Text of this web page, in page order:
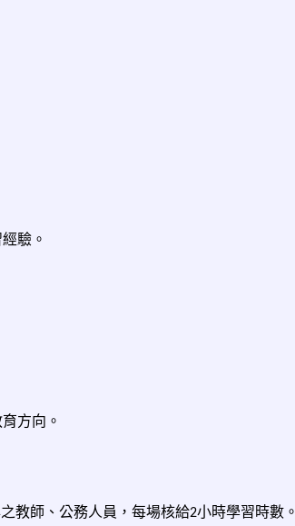
驗。
方向。
教師、公務人員，每場核給2小時學習時數。